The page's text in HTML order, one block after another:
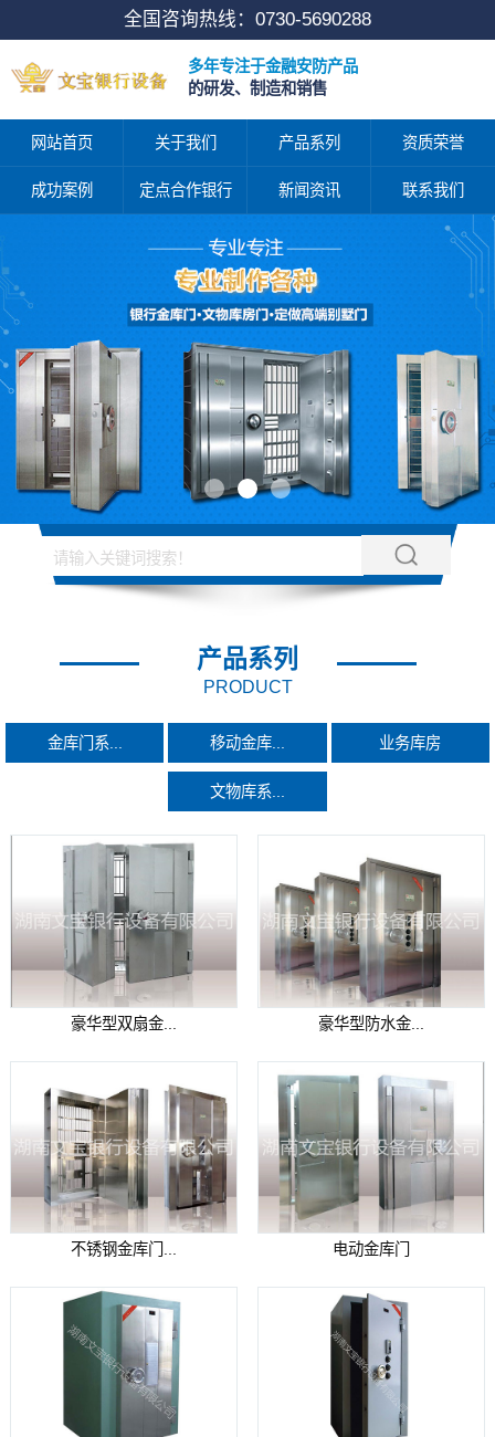
全国咨询热线： 0730-5690288
多年专注于金融安防产品
的研发、制造和销售
网站首页 关于我们 产品系列 资质荣誉
成功案例 定点合作银行 新闻资讯 联系我们
产品系列
PRODUCT
金库门系... 移动金库... 业务库房
文物库系...
豪华型双扇金... 豪华型防水金...
不锈钢金库门... 电动金库门